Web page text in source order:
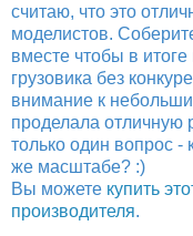
считаю, что это
моделистов.
вместе чтобы в
грузовика без
внимание к
проделала отличную
только один вопрос -
же масштабе? :)
Вы можете купить
производителя.